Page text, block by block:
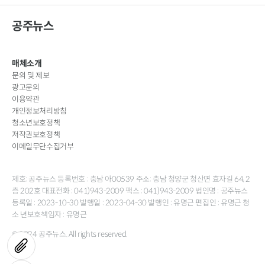
공주뉴스
매체소개
문의 및 제보
광고문의
이용약관
개인정보처리방침
청소년보호정책
저작권보호정책
이메일무단수집거부
제호: 공주뉴스 등록번호 : 충남 아00539 주소: 충남 청양군 청산면 효자길 64, 2
층 202호 대표전화 : 041)943-2009 팩스 : 041)943-2009 법인명 : 공주뉴스
등록일 : 2023-10-30 발행일 : 2023-04-30 발행인 : 유명근 편집인 : 유명근 청
소 년보호책임자 : 유명근
© 2024 공주뉴스. All rights reserved.